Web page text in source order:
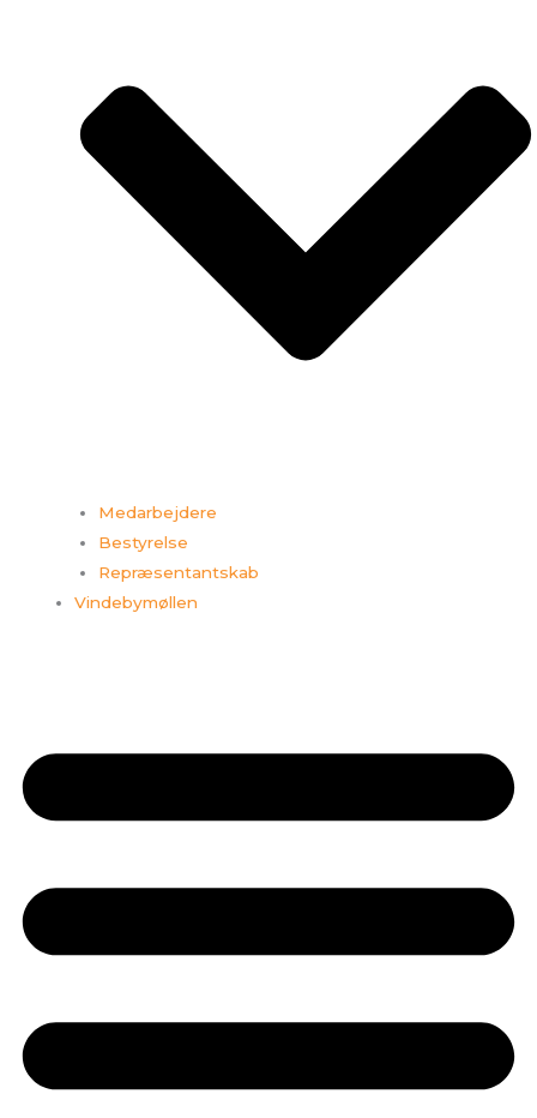
Medarbejdere
Bestyrelse
Repræsentantskab
Vindebymøllen